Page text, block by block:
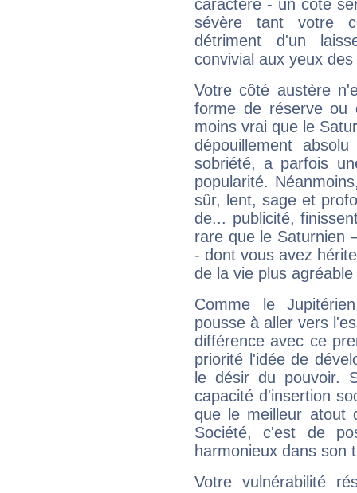
caractère - un côté
sévère tant votre
détriment d'un
convivial aux yeux
Votre côté austère
forme de réserve
moins vrai que le
dépouillement
sobriété, a parfois
popularité.
sûr, lent, sage et
de... publicité,
rare que le Saturnien
- dont vous avez
de la vie plus
Comme le
pousse à aller vers
différence avec ce
priorité l'idée de
le désir du pouvoir.
capacité d'insertion
que le meilleur atout
Société, c'est de
harmonieux dans son
Votre vulnérabilité